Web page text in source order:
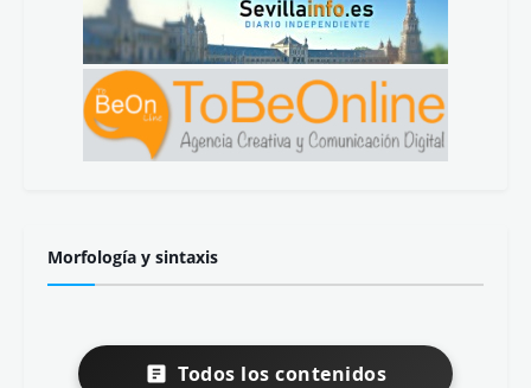
Morfología y sintaxis
Todos los contenidos